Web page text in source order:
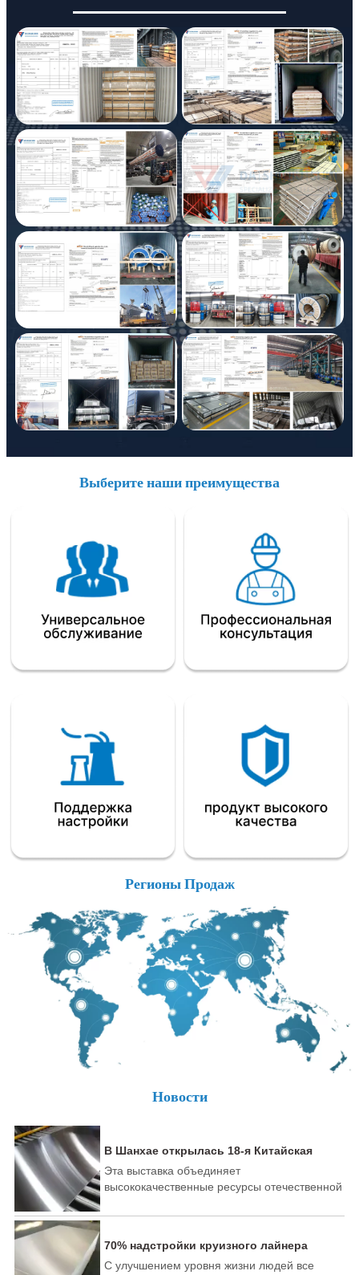
Выберите наши преимущества
Регионы Продаж
Новости
В Шанхае открылась 18-я Китайская
международная выставка алюминиевой
промышленности.
Эта выставка объединяет
высококачественные ресурсы отечественной
промышленности и терминалов, привлекая
промышленности и новичков со всего мира
для участия в выставке с новыми
70% надстройки круизного лайнера
может быть изготовлено из алюминия
С улучшением уровня жизни людей все